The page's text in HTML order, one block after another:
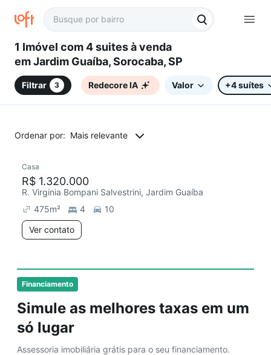
1 Imóvel com 4 suites à venda
em Jardim Guaíba, Sorocaba, SP
Filtrar 3 Redecore IA Valor +4 suítes
Ordenar por: Mais relevante
Financiamento
Simule as melhores taxas em um
só lugar
Assessoria imobiliária grátis para o seu financiamento.
Chegou este mês
Casa
R$ 1.320.000
R. Virginia Bompani Salvestrini, Jardim Guaíba
475m² 4
10
Ver contato